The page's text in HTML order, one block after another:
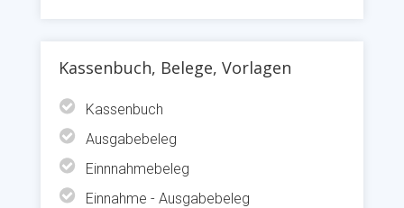
Kassenbuch, Belege, Vorlagen
Kassenbuch
Ausgabebeleg
Einnnahmebeleg
Einnahme - Ausgabebeleg